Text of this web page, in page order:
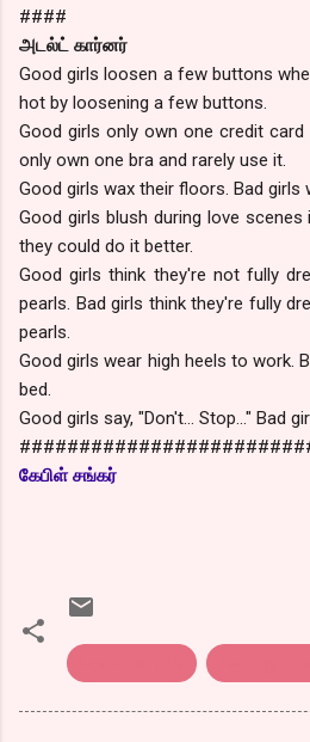
####
அடல்ட் கார்னர்
Good girls loosen a few buttons
hot by loosening a few buttons.
Good girls only own one credit card
only own one bra and rarely use it.
Good girls wax their floors. Bad girls
Good girls blush during love
they could do it better.
Good girls think they're not fully
pearls. Bad girls think they're fully
pearls.
Good girls wear high heels to work.
bed.
Good girls say, "Don't... Stop..." Bad
கேபிள் சங்கர்